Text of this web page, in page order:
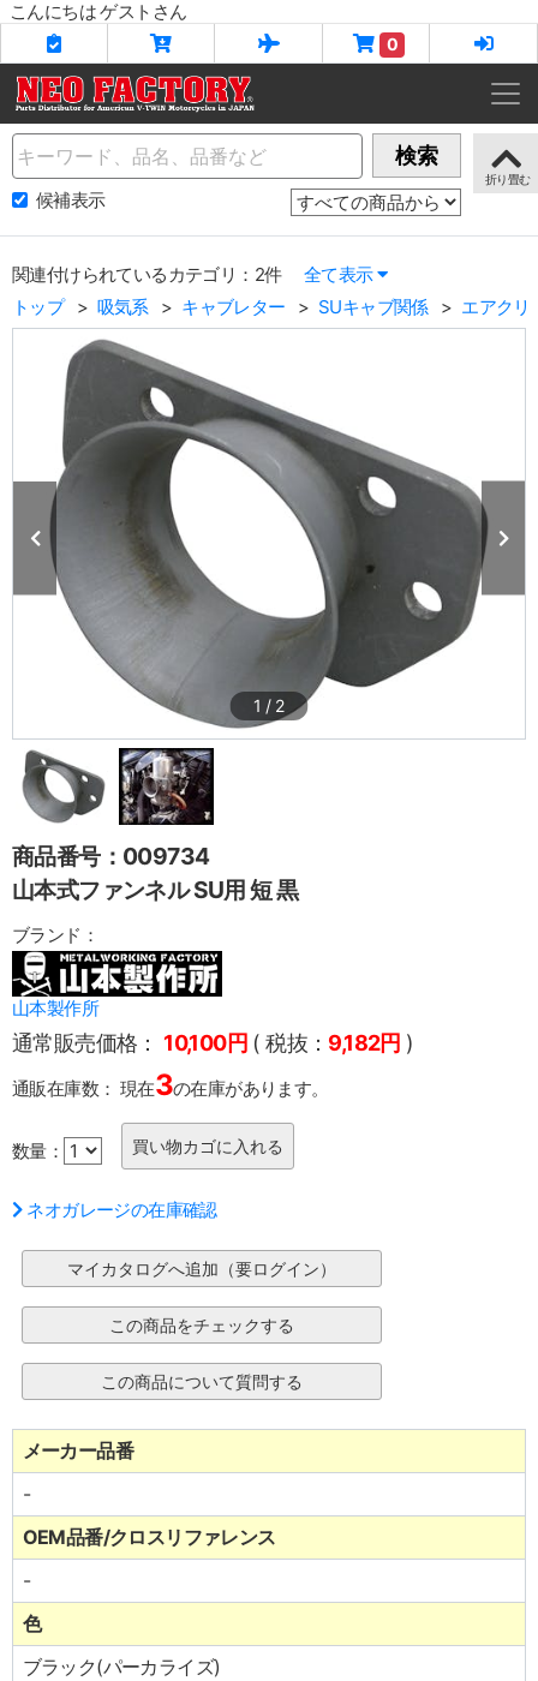
こんにちは ゲストさん
0
Name 検索
候補表示
関連付けられているカテゴリ：2件
全て表示
トップ
吸気系 キャブレター SUキャブ関係 エアクリ
1 / 2
商品番号：009734
山本式ファンネル SU用 短 黒
ブランド：
山本製作所
通常販売価格： 10,100円 ( 税抜： 9,182円 )
通販在庫数： 現在3の在庫があります。
数量：
ネオガレージの在庫確認
メーカー品番
-
OEM品番/クロスリファレンス
-
色
ブラック(パーカライズ)